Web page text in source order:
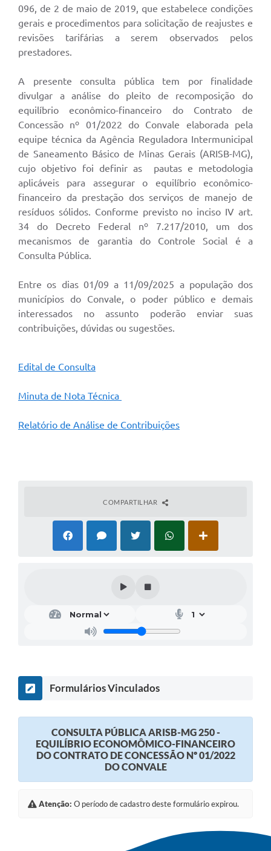
096, de 2 de maio de 2019, que estabelece condições
gerais e procedimentos para solicitação de reajustes e
revisões tarifárias a serem observados pelos
prestadores.
A presente consulta pública tem por finalidade
divulgar a análise do pleito de recomposição do
equilíbrio econômico-financeiro do Contrato de
Concessão nº 01/2022 do Convale elaborada pela
equipe técnica da Agência Reguladora Intermunicipal
de Saneamento Básico de Minas Gerais (ARISB-MG),
cujo objetivo foi definir as pautas e metodologia
aplicáveis para assegurar o equilíbrio econômico-
financeiro da prestação dos serviços de manejo de
resíduos sólidos. Conforme previsto no inciso IV art.
34 do Decreto Federal nº 7.217/2010, um dos
mecanismos de garantia do Controle Social é a
Consulta Pública.
Entre os dias 01/09 a 11/09/2025 a população dos
municípios do Convale, o poder público e demais
interessados no assunto poderão enviar suas
contribuições, dúvidas ou sugestões.
Edital de Consulta
Minuta de Nota Técnica
Relatório de Análise de Contribuições
COMPARTILHAR
Formulários Vinculados
CONSULTA PÚBLICA ARISB-MG 250 -
EQUILÍBRIO ECONOMÔMICO-FINANCEIRO
DO CONTRATO DE CONCESSÃO Nº 01/2022
DO CONVALE
Atenção: O período de cadastro deste formulário expirou.